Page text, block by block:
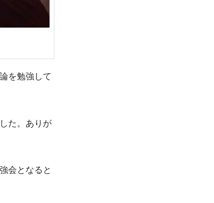
を勉強して
た。ありが
会となると